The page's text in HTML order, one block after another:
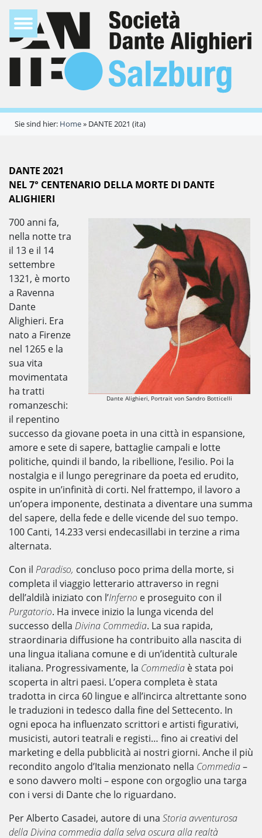
Sie sind hier: Home» DANTE 2021 (ita)
DANTE 2021
NEL 7° CENTENARIO DELLA MORTE DI DANTE
ALIGHIERI
Dante Alighieri, Portrait von Sandro Botticelli
700 anni fa,
nella notte tra
il 13 e il 14
settembre
1321, è morto
a Ravenna
Dante
Alighieri. Era
nato a Firenze
nel 1265 e la
sua vita
movimentata
ha tratti
romanzeschi:
il repentino
successo da giovane poeta in una città in espansione,
amore e sete di sapere, battaglie campali e lotte
politiche, quindi il bando, la ribellione, l’esilio. Poi la
nostalgia e il lungo peregrinare da poeta ed erudito,
ospite in un’infinità di corti. Nel frattempo, il lavoro a
un’opera imponente, destinata a diventare una summa
del sapere, della fede e delle vicende del suo tempo.
100 Canti, 14.233 versi endecasillabi in terzine a rima
alternata.
Con il Paradiso, concluso poco prima della morte, si
completa il viaggio letterario attraverso in regni
dell’aldilà iniziato con l’Inferno e proseguito con il
Purgatorio. Ha invece inizio la lunga vicenda del
successo della Divina Commedia. La sua rapida,
straordinaria diffusione ha contribuito alla nascita di
una lingua italiana comune e di un’identità culturale
italiana. Progressivamente, la Commedia è stata poi
scoperta in altri paesi. L’opera completa è stata
tradotta in circa 60 lingue e all’incirca altrettante sono
le traduzioni in tedesco dalla fine del Settecento. In
ogni epoca ha influenzato scrittori e artisti figurativi,
musicisti, autori teatrali e registi… fino ai creativi del
marketing e della pubblicità ai nostri giorni. Anche il più
recondito angolo d’Italia menzionato nella Commedia–
e sono davvero molti – espone con orgoglio una targa
con i versi di Dante che lo riguardano.
Per Alberto Casadei, autore di una Storia avventurosa
della Divina commedia dalla selva oscura alla realtà